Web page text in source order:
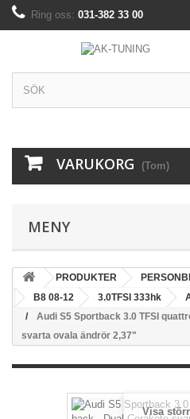
Ring oss: 031-382 33 00
VARUKORG (Tom)
MENY
PRODUKTER
B8 08-12
3.0TFSI 333hk
Audi S5 Sportback 3.0 TFSI
svarta ovala ändrör 2,37"
Visa